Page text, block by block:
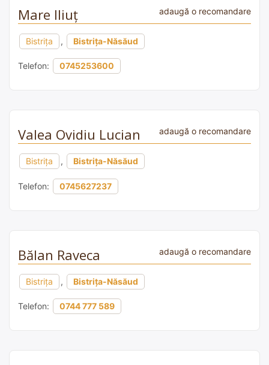
Mare Iliuț adaugă o recomandare
Bistrița , Bistrița-Năsăud
Telefon: 0745253600
Valea Ovidiu Lucian adaugă o recomandare
Bistrița , Bistrița-Năsăud
Telefon: 0745627237
Bălan Raveca adaugă o recomandare
Bistrița , Bistrița-Năsăud
Telefon: 0744 777 589